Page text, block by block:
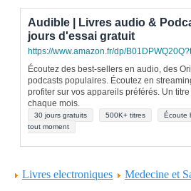
Audible | Livres audio &
jours d'essai gratuit
https://www.amazon.fr/dp/
Écoutez des best-sellers en audio, des
podcasts populaires. Écoutez en
profiter sur vos appareils préférés. Un
chaque mois.
30 jours gratuits 500K+ titres Écoute
tout moment
Livres electroniques Medecine et